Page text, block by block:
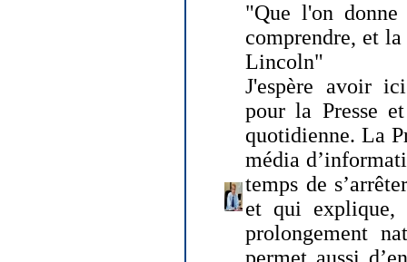
"Que l'on
comprendre, et
Lincoln"
J'espère avoir
pour la Presse
quotidienne. La
média
temps de
et qui explique,
prolongement